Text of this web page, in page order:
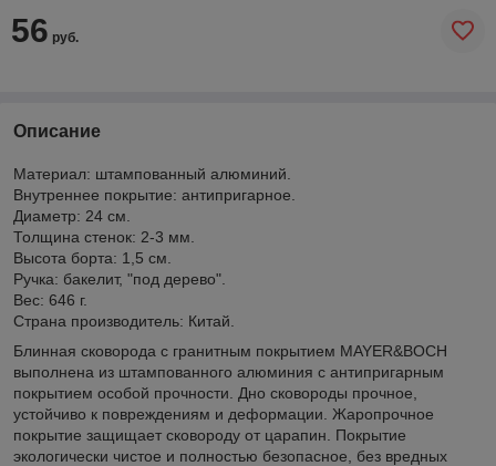
56 руб.
Описание
Материал: штампованный алюминий.
Внутреннее покрытие: антипригарное.
Диаметр: 24 см.
Толщина стенок: 2-3 мм.
Высота борта: 1,5 см.
Ручка: бакелит, "под дерево".
Вес: 646 г.
Страна производитель: Китай.
Блинная сковорода с гранитным покрытием MAYER&BOCH
выполнена из штампованного алюминия с антипригарным
покрытием особой прочности. Дно сковороды прочное,
устойчиво к повреждениям и деформации. Жаропрочное
покрытие защищает сковороду от царапин. Покрытие
экологически чистое и полностью безопасное, без вредных